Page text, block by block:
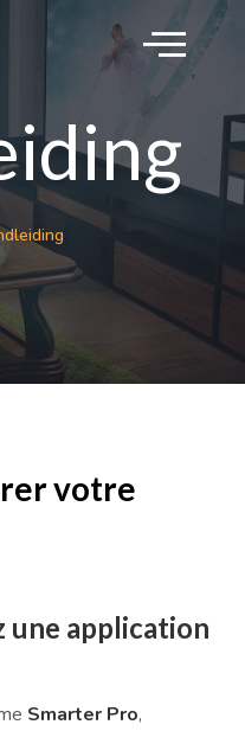
votre
une application
Smarter Pro,